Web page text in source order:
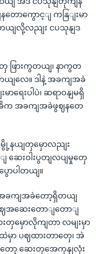
တောကွောင့ျ ကနြျးမာ
ယျလို့လညျး ငပသုနျဒ
ဖြားကွတယျ၊ နာကွတ
ျလေ။ ဒါနဲ့ အခကျအခဲ
ေးပါပဲ၊ ဆရာဝနျမရှိ
အဓိက အခကျအခဲဖွဈနတေ
းမွို့နယျတှမှောလညျး
ဆေးဝါးပွတျလပျမှုတှေ
ာပါတယျ။
ခကျအခဲတော့ရှိတယျ
ဈအဆေးတောျတောျ
တှမှောလိုကျတာ လမျးမှာ
မှာ ပဈထားတာတှေ၊ အဲ
ော့ ဆေးတှအေကုနျလုံး